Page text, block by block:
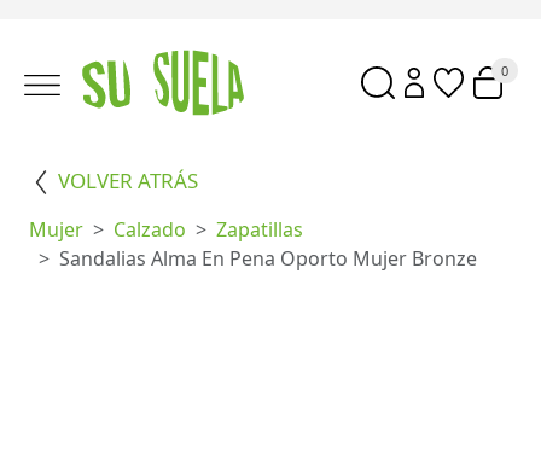
0
VOLVER ATRÁS
Mujer Calzado
Zapatillas
Sandalias Alma En Pena Oporto Mujer Bronze